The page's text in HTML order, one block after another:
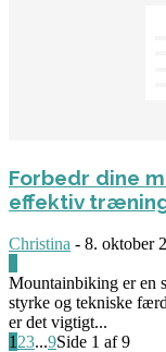
Forbedr dine
effektiv
Christina - 8. oktober
Mountainbiking er en
styrke og tekniske
er det vigtigt...
1 23...9Side 1 af 9